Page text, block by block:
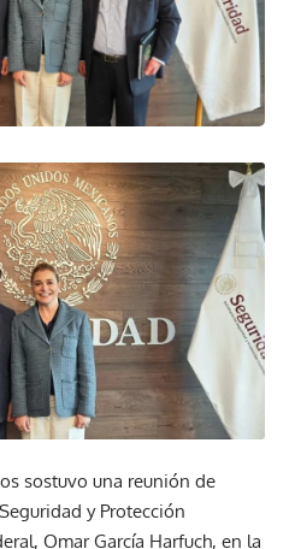
sostuvo una reunión de
y Protección
Omar García Harfuch, en la